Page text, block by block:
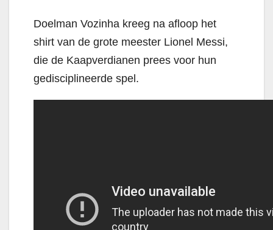
Doelman Vozinha kreeg na afloop het
shirt van de grote meester Lionel Messi,
die de Kaapverdianen prees voor hun
gedisciplineerde spel.